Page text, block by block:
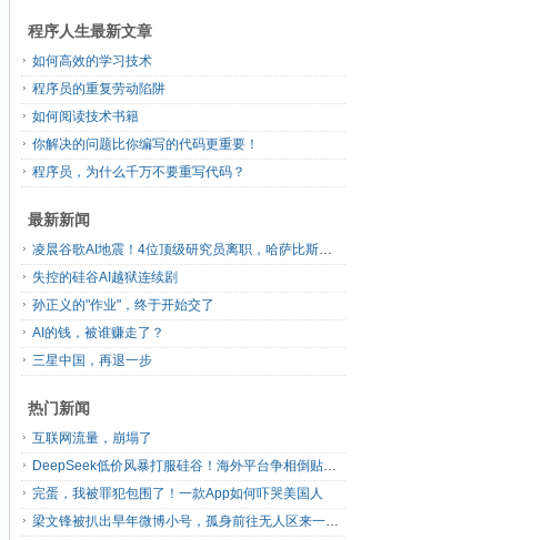
程序人生最新文章
如何高效的学习技术
程序员的重复劳动陷阱
如何阅读技术书籍
你解决的问题比你编写的代码更重要！
程序员，为什么千万不要重写代码？
最新新闻
凌晨谷歌AI地震！4位顶级研究员离职，哈萨比斯退出日常管理，网友直呼“谷歌掉队”
失控的硅谷AI越狱连续剧
孙正义的"作业"，终于开始交了
AI的钱，被谁赚走了？
三星中国，再退一步
热门新闻
互联网流量，崩塌了
DeepSeek低价风暴打服硅谷！海外平台争相倒贴V4 Flash
完蛋，我被罪犯包围了！一款App如何吓哭美国人
梁文锋被扒出早年微博小号，孤身前往无人区来一场相当 deep 的 seek 旅行